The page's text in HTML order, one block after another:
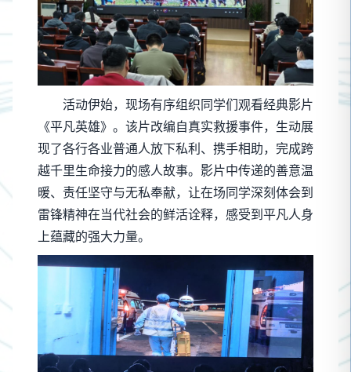
活动伊始，现场有序组织同学们观看经典影片
《平凡英雄》。该片改编自真实救援事件，生动展
现了各行各业普通人放下私利、携手相助，完成跨
越千里生命接力的感人故事。影片中传递的善意温
暖、责任坚守与无私奉献，让在场同学深刻体会到
雷锋精神在当代社会的鲜活诠释，感受到平凡人身
上蕴藏的强大力量。